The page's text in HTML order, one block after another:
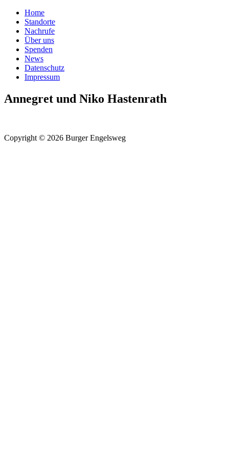
Home
Standorte
Nachrufe
Über uns
Spenden
News
Datenschutz
Impressum
Annegret und Niko Hastenrath
Copyright © 2026 Burger Engelsweg